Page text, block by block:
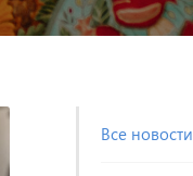
Все новости